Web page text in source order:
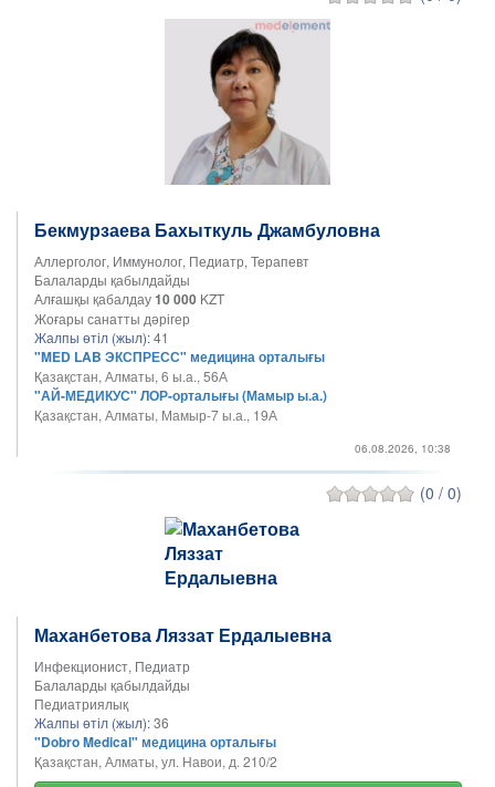
Бекмурзаева Бахыткуль Джамбуловна
Аллерголог, Иммунолог, Педиатр, Терапевт
Балаларды қабылдайды
Алғашқы қабалдау10 000 KZT
Жоғары санатты дәрігер
Жалпы өтіл (жыл):41
"MED LAB ЭКСПРЕСС" медицина орталығы
Қазақстан, Алматы, 6 ы.а., 56А
"АЙ-МЕДИКУС" ЛОР-орталығы (Мамыр ы.а.)
Қазақстан, Алматы, Мамыр-7 ы.а., 19А
06.08.2026, 10:38
(0 / 0)
Маханбетова Ляззат Ердалыевна
Инфекционист, Педиатр
Балаларды қабылдайды
Педиатриялық
Жалпы өтіл (жыл):36
"Dobro Medical" медицина орталығы
Қазақстан, Алматы, ул. Навои, д. 210/2